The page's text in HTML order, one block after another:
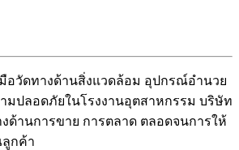
มือวัดทางด้านสิ่งแวดล้อม อุปกรณ์อำนวย
มปลอดภัยในโรงงานอุตสาหกรรม บริษัท
งด้านการขาย การตลาด ตลอดจนการให้
กค้า